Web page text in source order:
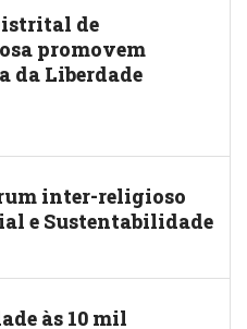
de
promovem
da Liberdade
inter-religioso
e Sustentabilidade
às 10 mil